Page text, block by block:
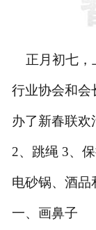
正月初七，
行业协会和会
办了新春联欢
2、跳绳3、
电砂锅、酒品
一、 画鼻子